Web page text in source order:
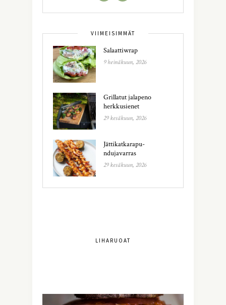
VIIMEISIMMÄT
Salaattiwrap
9 heinäkuun, 2026
Grillatut jalapeno
herkkusienet
29 kesäkuun, 2026
Jättikatkarapu-
ndujavarras
29 kesäkuun, 2026
LIHARUOAT